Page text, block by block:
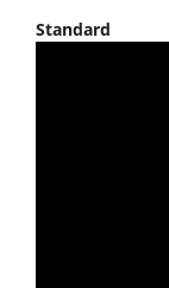
Standard